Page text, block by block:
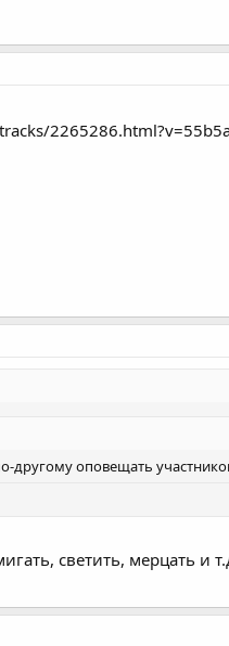
другому оповещать
светить, мерцать и